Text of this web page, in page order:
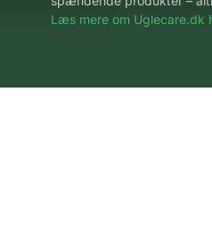
Læs mere om Uglecare.dk